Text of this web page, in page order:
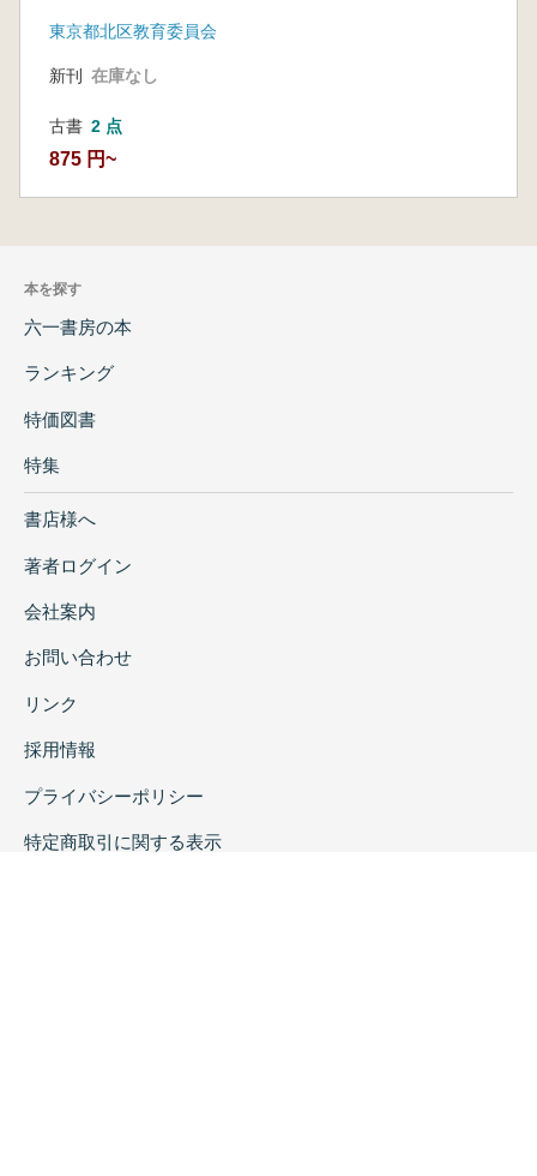
跡2
東京都北区教育委員会
新刊 在庫なし
古書 2 点
875 円~
本を探す
六一書房の本
ランキング
特価図書
特集
書店様へ
著者ログイン
会社案内
お問い合わせ
リンク
採用情報
プライバシーポリシー
特定商取引に関する表示